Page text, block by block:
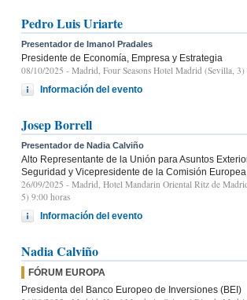
Pedro Luis Uriarte
Presentador de Imanol Pradales
Presidente de Economía, Empresa y Estrategia
08/10/2025 - Madrid, Four Seasons Hotel Madrid (Sevilla, 3)
Información del evento
Josep Borrell
Presentador de Nadia Calviño
Alto Representante de la Unión para Asuntos
Seguridad y Vicepresidente de la Comisión
26/09/2025 - Madrid, Hotel Mandarin Oriental Ritz de
5) 9:00 horas
Información del evento
Nadia Calviño
FÓRUM EUROPA
Presidenta del Banco Europeo de Inversiones (BEI)